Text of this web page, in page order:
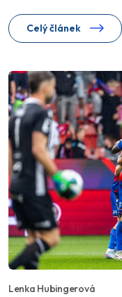
Celý článek
Lenka Hubingerová